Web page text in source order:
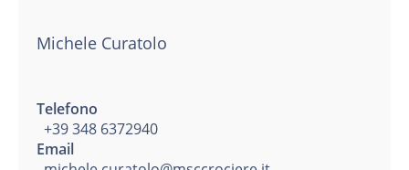
Michele Curatolo
Telefono
+39 348 6372940
Email